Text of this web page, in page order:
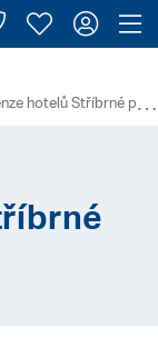
Zavolejte
Moje
⋯
hotelů Stříbrné